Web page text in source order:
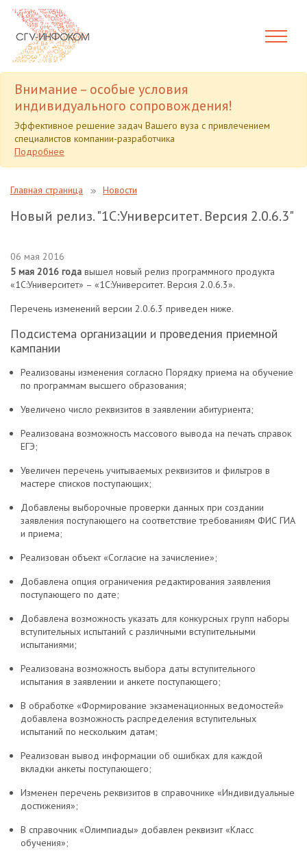
Внимание – особые условия
индивидуального сопровождения!
Эффективное решение задач Вашего вуза с привлечением
специалистов компании-разработчика
Подробнее
Главная страница Новости
Новый релиз. "1С:Университет. Версия 2.0.6.3"
06 мая 2016
5 мая 2016 года вышел новый релиз программного продукта
«1С:Университет» – «1С:Университет. Версия 2.0.6.3».
Перечень изменений версии 2.0.6.3 приведен ниже.
Подсистема организации и проведения приемной
кампании
Реализованы изменения согласно Порядку приема на обучение
по программам высшего образования;
Увеличено число реквизитов в заявлении абитуриента;
Реализована возможность массового вывода на печать справок
ЕГЭ;
Увеличен перечень учитываемых реквизитов и фильтров в
мастере списков поступающих;
Добавлены выборочные проверки данных при создании
заявления поступающего на соответствие требованиям ФИС ГИА
и приема;
Реализован объект «Согласие на зачисление»;
Добавлена опция ограничения редактирования заявления
поступающего по дате;
Добавлена возможность указать для конкурсных групп наборы
вступительных испытаний с различными вступительными
испытаниями;
Реализована возможность выбора даты вступительного
испытания в заявлении и анкете поступающего;
В обработке «Формирование экзаменационных ведомостей»
добавлена возможность распределения вступительных
испытаний по нескольким датам;
Реализован вывод информации об ошибках для каждой
вкладки анкеты поступающего;
Изменен перечень реквизитов в справочнике «Индивидуальные
достижения»;
В справочник «Олимпиады» добавлен реквизит «Класс
обучения»;